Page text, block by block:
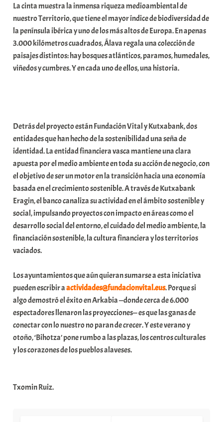
La cinta muestra la inmensa riqueza medioambiental de
nuestro Territorio, que tiene el mayor índice de biodiversidad de
la península ibérica y uno de los más altos de Europa. En apenas
3.000 kilómetros cuadrados, Álava regala una colección de
paisajes distintos: hay bosques atlánticos, paramos, humedales,
viñedos y cumbres. Y en cada uno de ellos, una historia.
Detrás del proyecto están Fundación Vital y Kutxabank, dos
entidades que han hecho de la sostenibilidad una seña de
identidad. La entidad financiera vasca mantiene una clara
apuesta por el medio ambiente en toda su acción de negocio, con
el objetivo de ser un motor en la transición hacia una economía
basada en el crecimiento sostenible. A través de Kutxabank
Eragin, el banco canaliza su actividad en el ámbito sostenible y
social, impulsando proyectos con impacto en áreas como el
desarrollo social del entorno, el cuidado del medio ambiente, la
financiación sostenible, la cultura financiera y los territorios
vaciados.
Los ayuntamientos que aún quieran sumarse a esta iniciativa
pueden escribir aactividades@fundacionvital.eus. Porque si
algo demostró el éxito en Arkabia —donde cerca de 6.000
espectadores llenaron las proyecciones— es que las ganas de
conectar con lo nuestro no paran de crecer. Y este verano y
otoño, ‘Bihotza’ pone rumbo a las plazas, los centros culturales
y los corazones de los pueblos alaveses.
Txomin Ruiz.